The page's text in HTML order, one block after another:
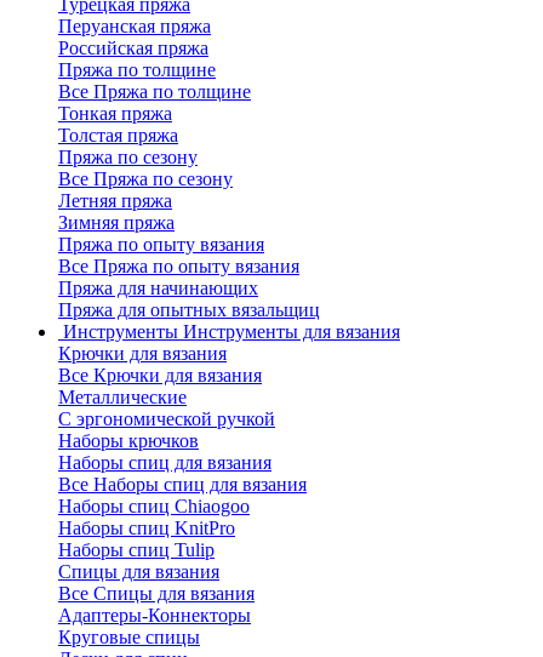
Перуанская пряжа
Российская пряжа
Пряжа по толщине
Все Пряжа по толщине
Тонкая пряжа
Толстая пряжа
Пряжа по сезону
Все Пряжа по сезону
Летняя пряжа
Зимняя пряжа
Пряжа по опыту вязания
Все Пряжа по опыту вязания
Пряжа для начинающих
Пряжа для опытных вязальщиц
Инструменты Инструменты для вязания
Крючки для вязания
Все Крючки для вязания
Металлические
С эргономической ручкой
Наборы крючков
Наборы спиц для вязания
Все Наборы спиц для вязания
Наборы спиц Chiaogoo
Наборы спиц KnitPro
Наборы спиц Tulip
Спицы для вязания
Все Спицы для вязания
Адаптеры-Коннекторы
Круговые спицы